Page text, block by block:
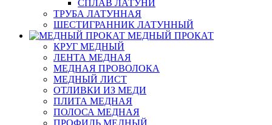
СПЛАВ ЛАТУНИ
ТРУБА ЛАТУННАЯ
ШЕСТИГРАННИК ЛАТУННЫЙ
МЕДНЫЙ ПРОКАТ
КРУГ МЕДНЫЙ
ЛЕНТА МЕДНАЯ
МЕДНАЯ ПРОВОЛОКА
МЕДНЫЙ ЛИСТ
ОТЛИВКИ ИЗ МЕДИ
ПЛИТА МЕДНАЯ
ПОЛОСА МЕДНАЯ